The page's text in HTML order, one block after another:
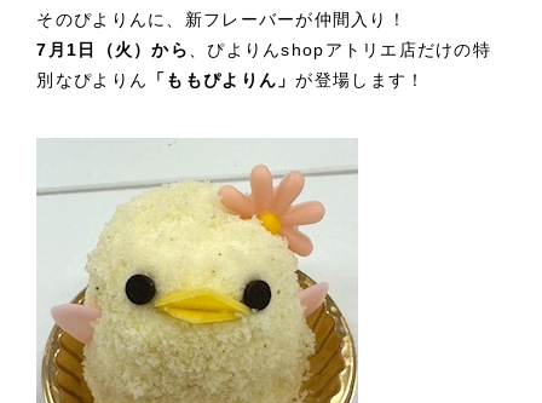
そのぴよりんに、新フレーバーが仲間入り！
7月1日（火）から
、ぴよりんshopアトリエ店だけの特
別なぴよりん
「ももぴよりん」が登場します！